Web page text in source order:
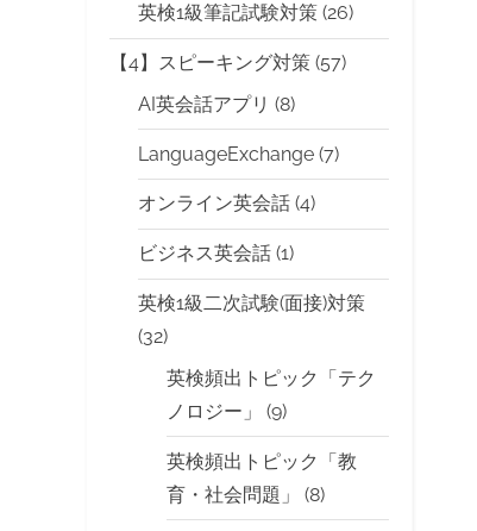
英検1級筆記試験対策 (26)
【4】スピーキング対策 (57)
AI英会話アプリ (8)
LanguageExchange (7)
オンライン英会話 (4)
ビジネス英会話 (1)
英検1級二次試験(面接)対策
(32)
英検頻出トピック「テク
ノロジー」
(9)
英検頻出トピック「教
育・社会問題」
(8)